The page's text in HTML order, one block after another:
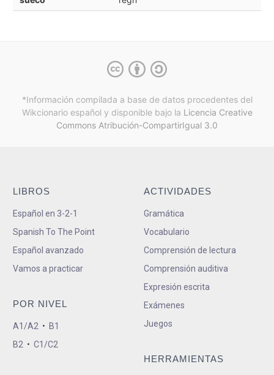
*Información compilada a base de datos procedentes del
Wikcionario español y disponible bajo la Licencia Creative
Commons Atribución-CompartirIgual 3.0
LIBROS
Español en 3-2-1
Spanish To The Point
Español avanzado
Vamos a practicar
POR NIVEL
A1/A2 • B1
B2 • C1/C2
ACTIVIDADES
Gramática
Vocabulario
Comprensión de lectura
Comprensión auditiva
Expresión escrita
Exámenes
Juegos
HERRAMIENTAS